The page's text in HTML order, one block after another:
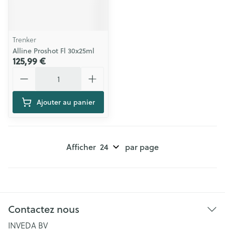
Trenker
Alline Proshot Fl 30x25ml
125,99 €
Ajouter au panier
Afficher par page
Contactez nous
INVEDA BV